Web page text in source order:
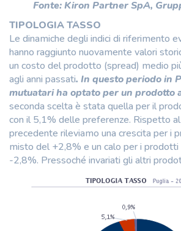
Fonte: Kiron Partner SpA,
TIPOLOGIA TASSO
Le dinamiche degli indici di riferimento
hanno raggiunto nuovamente valori
un costo del prodotto (spread) medio
agli anni passati. In questo periodo in
mutuatari ha optato per un prodotto
seconda scelta è stata quella per il
con il 5,1% delle preferenze. Rispetto
precedente rileviamo una crescita per i
misto del +2,8% e un calo per i
-2,8%. Pressoché invariati gli altri